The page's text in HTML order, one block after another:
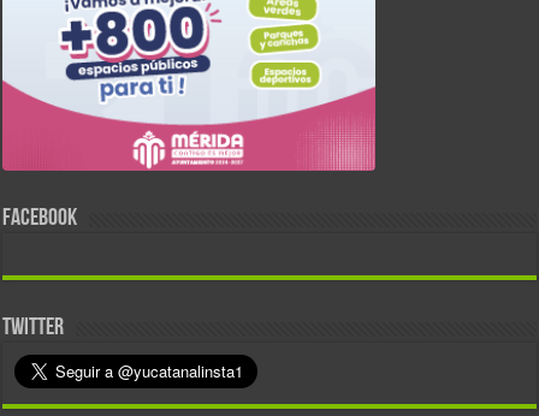
FACEBOOK
TWITTER